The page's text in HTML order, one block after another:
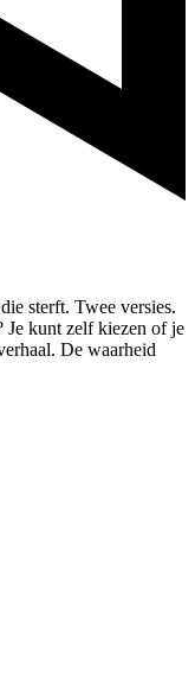
sterft. Twee versies.
Je kunt zelf kiezen of je
De waarheid